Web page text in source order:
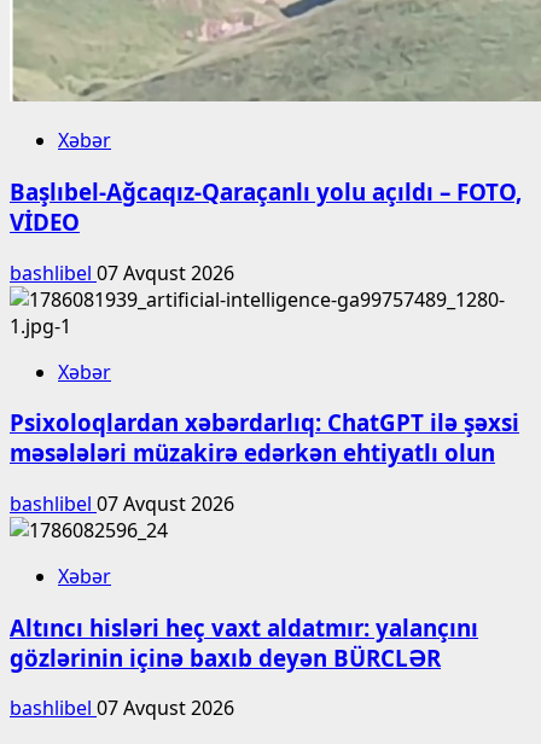
Xəbər
Başlıbel-Ağcaqız-Qaraçanlı yolu açıldı – FOTO,
VİDEO
bashlibel 07 Avqust 2026
Xəbər
Psixoloqlardan xəbərdarlıq: ChatGPT ilə şəxsi
məsələləri müzakirə edərkən ehtiyatlı olun
bashlibel 07 Avqust 2026
Xəbər
Altıncı hisləri heç vaxt aldatmır: yalançını
gözlərinin içinə baxıb deyən BÜRCLƏR
bashlibel 07 Avqust 2026